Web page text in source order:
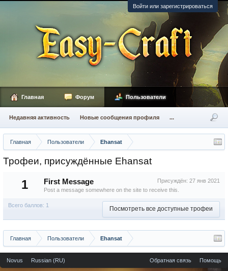
Войти или зарегистрироваться
Главная Пользователи Ehansat
Трофеи, присуждённые Ehansat
1 Присуждён: 27 янв 2021
First Message
Post a message somewhere on the site to receive this.
Всего баллов: 1 Посмотреть все доступные трофеи
Главная Пользователи Ehansat
Главная Форум Пользователи
Недавняя активность Новые сообщения профиля ...
Novus Russian (RU) Обратная связь Помощь